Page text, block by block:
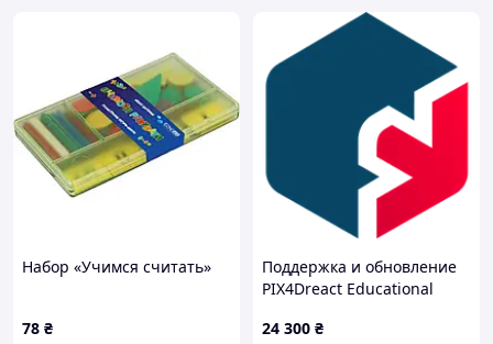
Набор «Учимся считать»
78 ₴
Поддержка и обновление
PIX4Dreact Educational
окончания срока действия)
24 300 ₴